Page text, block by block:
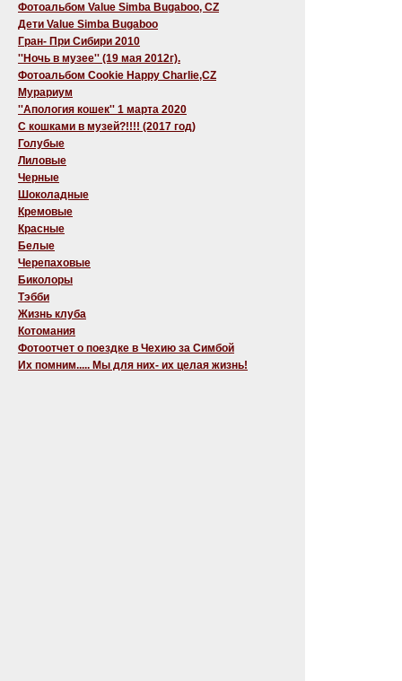
Фотоальбом Value Simba Bugaboo, CZ
Дети Value Simba Bugaboo
Гран- При Сибири 2010
''Ночь в музее'' (19 мая 2012г).
Фотоальбом Cookie Happy Charlie,CZ
Мурариум
''Апология кошек'' 1 марта 2020
C кошками в музей?!!!! (2017 год)
Голубые
Лиловые
Черные
Шоколадные
Кремовые
Красные
Белые
Черепаховые
Биколоры
Тэбби
Жизнь клуба
Котомания
Фотоотчет о поездке в Чехию за Симбой
Их помним..... Мы для них- их целая жизнь!